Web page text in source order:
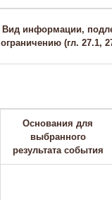
Вид информации,
ограничению (гл. 27.1,
Основания для
выбранного
результата события